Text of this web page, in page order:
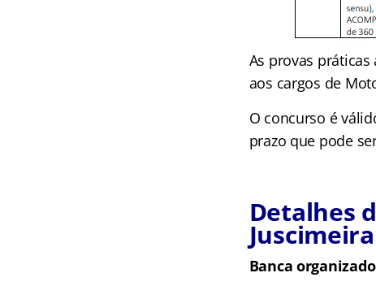
As provas
aos cargos de
O concurso é
prazo que pode
Detalhes
Juscimeira
Banca